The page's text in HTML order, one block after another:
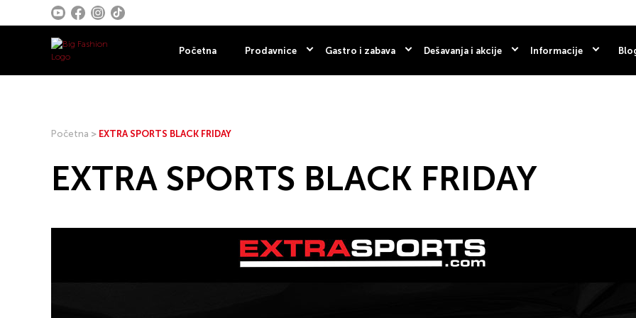
Početna Prodavnice Gastro i zabava Dešavanja i akcije Informacije
Početna > EXTRA SPORTS BLACK FRIDAY
EXTRA SPORTS BLACK FRIDAY